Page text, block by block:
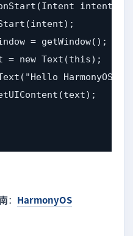
intent) {
= getWindow();
= new Text(this);
HarmonyOS");
： HarmonyOS